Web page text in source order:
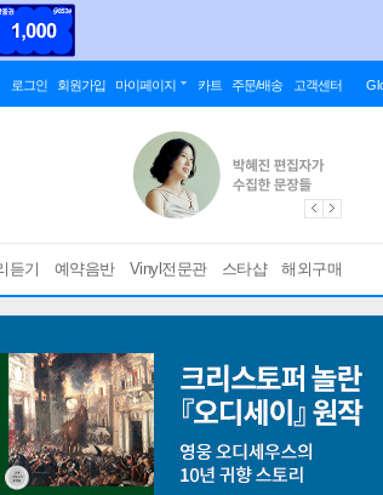
로그인 회원가입 마이페이지 카트 주문/배송 고객센터
듣기 예약음반 Vinyl전문관 스타샵 해외구매